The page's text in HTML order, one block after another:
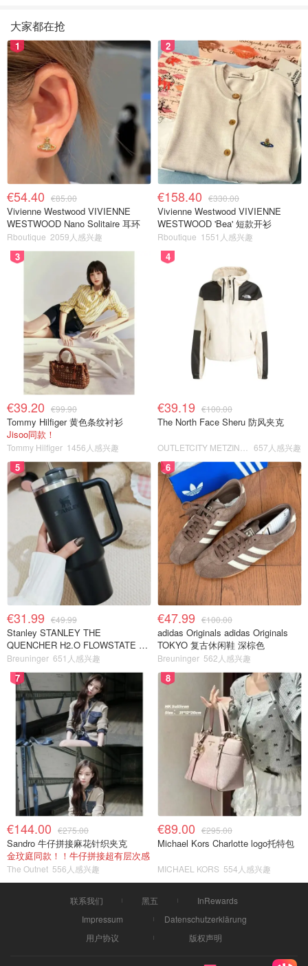
大家都在抢
1
€54.40 €85.00
Vivienne Westwood VIVIENNE
WESTWOOD Nano Solitaire 耳环
Rboutique 2059人感兴趣
2
€158.40 €330.00
Vivienne Westwood VIVIENNE
WESTWOOD 'Bea' 短款开衫
Rboutique 1551人感兴趣
3
€39.20 €99.90
Tommy Hilfiger 黄色条纹衬衫
Jisoo同款！
Tommy Hilfiger 1456人感兴趣
4
€39.19 €100.00
The North Face Sheru 防风夹克
657人感兴趣
5
€31.99 €49.99
Stanley STANLEY THE
QUENCHER H2.O FLOWSTATE 保
温杯 1.18L 黑色
Breuninger 651人感兴趣
6
€47.99 €100.00
adidas Originals adidas Originals
TOKYO 复古休闲鞋 深棕色
Breuninger 562人感兴趣
7
€144.00 €275.00
Sandro 牛仔拼接麻花针织夹克
金玟庭同款！！牛仔拼接超有层次感
The Outnet 556人感兴趣
8
€89.00 €295.00
Michael Kors Charlotte logo托特包
MICHAEL KORS 554人感兴趣
联系我们 黑五
InRewards
Impressum
Datenschutzerklärung
用户协议
版权声明